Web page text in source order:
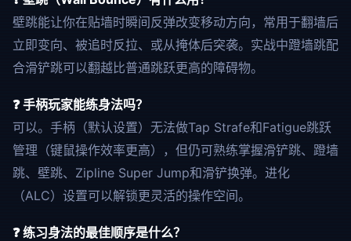
壁跳能让你在贴墙时瞬间反弹改变移动方向，常用于翻墙后
立即变向、被追时反拉、或从掩体后突袭。实战中蹬墙跳配
合滑铲跳可以翻越比普通跳跃更高的障碍物。
❓ 手柄玩家能练身法吗？
可以。手柄（默认设置）无法做Tap Strafe和Fatigue跳跃
管理（键鼠操作效率更高），但仍可熟练掌握滑铲跳、蹬墙
跳、壁跳、Zipline Super Jump和滑铲换弹。进化
（ALC）设置可以解锁更灵活的操作空间。
❓ 练习身法的最佳顺序是什么？